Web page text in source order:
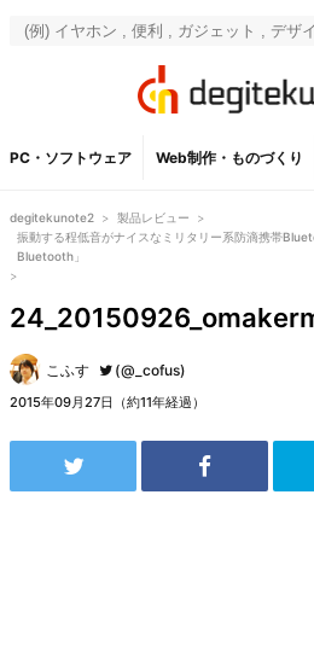
PC・ソフトウェア Web制作・ものづくり
degitekunote2 > 製品レビュー
>
振動する程低音がナイスなミリタリー系防滴携帯
Bluetooth」
>
こふす (@_cofus)
2015年09月27日（約11年経過）